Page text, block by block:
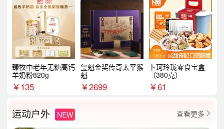
臻牧中老年无糖高钙
羊奶粉820g
￥135
玺魁金奖传奇太平猴
魁
￥2699
卜珂玲珑零食宝盒
（380克）
￥61
运动户外 NEW 查看更多 